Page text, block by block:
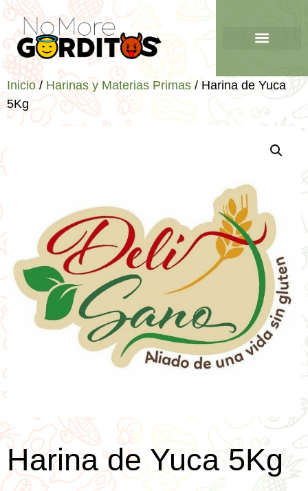
Inicio/ Harinas y Materias Primas/ Harina de Yuca
5Kg
Harina de Yuca 5Kg